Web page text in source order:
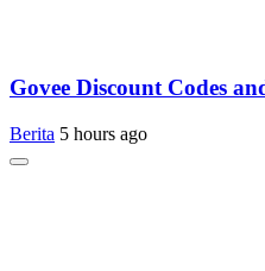
Govee Discount Codes
Berita 5 hours ago